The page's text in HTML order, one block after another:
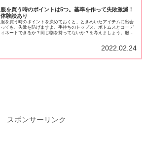
服を買う時のポイントは5つ。基準を作って失敗激減！
体験談あり
服を買う時のポイントを決めておくと、ときめいたアイテムに出会
っても、失敗を防げますよ。手持ちのトップス、ボトムスとコーデ
ィネートできるか？同じ物を持ってないか？を考えましょう。服を
2022.02.24
スポンサーリンク